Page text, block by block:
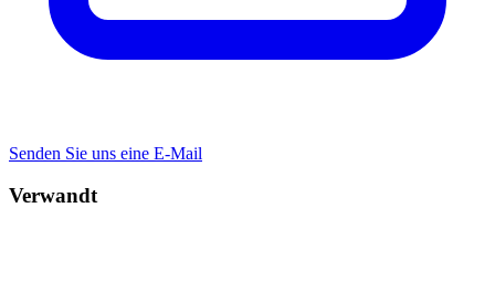
Senden Sie uns eine E-Mail
Verwandt